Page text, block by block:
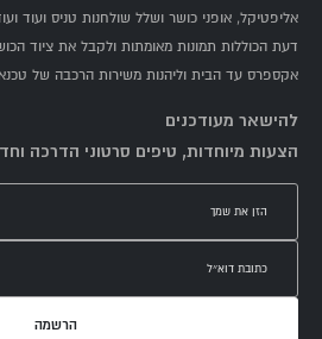
אליפטיקל, אופני כושר ושלל שולחנות טניס ועוד
דעת הכוללות תמונות מאומתות ולקבל את ציוד
אקספרס עד הבית וליהנות משירות הרכבה של
להישאר מעודכנים
הצעות מיוחדות, טיפים סרטוני הדרכה
הרשמה